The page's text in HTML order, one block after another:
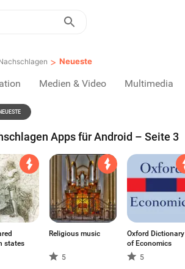
> Neueste
Medien & Video Multimedia
Apps für Android – Seite 3
states
Religious music
5
Oxford Dictionary
of Economics
5